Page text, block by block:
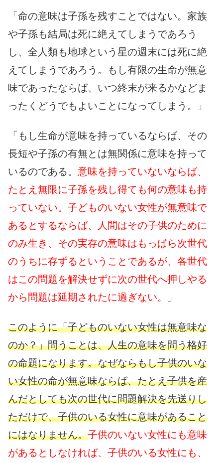
「命の意味は子孫を残すことではない。家族
や子孫も結局は死に絶えてしまうであろう
し、全人類も地球という星の週末には死に絶
えてしまうであろう。もし有限の生命が無意
味であったならば、いつ終末が来るかなどま
ったくどうでもよいことになってしまう。」
「もし生命が意味を持っているならば、その
長短や子孫の有無とは無関係に意味を持って
いるのである。 意味を持っていないならば、
たとえ無限に子孫を残し得ても何の意味も持
っていない。子どものいない女性が無意味で
あるとするならば、人間はその子供のために
のみ生き、その実存の意味はもっぱら次世代
のうちに存ずるということであるが、各世代
はこの問題を解決せずに次の世代へ押しやる
から問題は延期されたに過ぎない。
」
このように「子どものいない女性は無意味な
のか？」問うことは、人生の意味を問う格好
の命題になります。なぜならもし子供のいな
い女性の命が無意味ならば、たとえ子供を産
んだとしても次の世代に問題解決を先送りし
ただけで、子供のいる女性に意味があること
にはなりません。子供のいない女性にも意味
があるとしなければ、子供のいる女性にも、